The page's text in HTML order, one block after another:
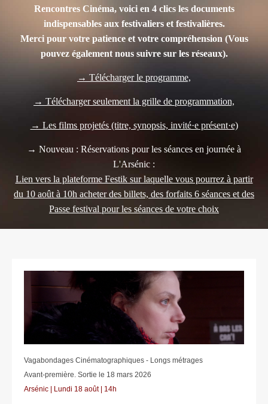
Rencontres Cinéma, voici en 4 clics les documents
indispensables aux festivaliers et festivalières.
Merci pour votre patience et votre compréhension (Vous
pouvez également nous suivre sur les réseaux).
→ Télécharger le programme,
→ Télécharger seulement la grille de programmation,
→ Les films projetés (titre, synopsis, invité·e présent·e)
→ Nouveau : Réservations pour les séances en journée à
L'Arsénic :
Lien vers la plateforme Festik sur laquelle vous pourrez à partir
du 10 août à 10h acheter des billets, des forfaits 6 séances et des
Passe festival pour les séances de votre choix
Vagabondages Cinématographiques - Longs métrages
Avant-première. Sortie le 18 mars 2026
Arsénic | Lundi 18 août | 14h